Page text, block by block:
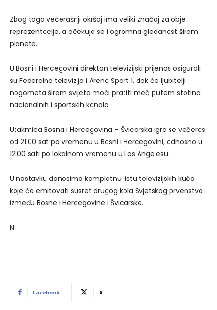
Zbog toga večerašnji okršaj ima veliki značaj za obje
reprezentacije, a očekuje se i ogromna gledanost širom
planete.
U Bosni i Hercegovini direktan televizijski prijenos osigurali
su Federalna televizija i Arena Sport 1, dok će ljubitelji
nogometa širom svijeta moći pratiti meč putem stotina
nacionalnih i sportskih kanala.
Utakmica Bosna i Hercegovina – Švicarska igra se večeras
od 21:00 sat po vremenu u Bosni i Hercegovini, odnosno u
12:00 sati po lokalnom vremenu u Los Angelesu.
U nastavku donosimo kompletnu listu televizijskih kuća
koje će emitovati susret drugog kola Svjetskog prvenstva
između Bosne i Hercegovine i Švicarske.
N1
Facebook X